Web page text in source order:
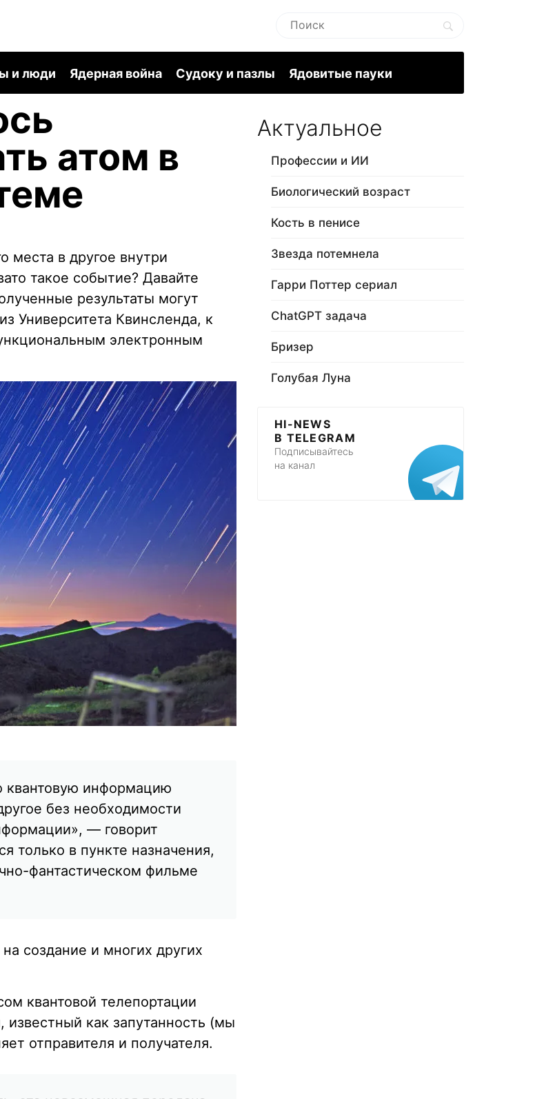
и люди Ядерная война Судоку и пазлы Ядовитые пауки
атом в
места в другое внутри
такое событие? Давайте
результаты могут
Университета Квинсленда, к
электронным
квантовую информацию
без необходимости
— говорит
только в пункте назначения,
фантастическом фильме
создание и многих других
квантовой телепортации
как запутанность (мы
отправителя и получателя.
Актуальное
Профессии и ИИ
Биологический возраст
Кость в пенисе
Звезда потемнела
Гарри Поттер сериал
ChatGPT задача
Бризер
Голубая Луна
HI-NEWS
В TELEGRAM
Подписывайтесь
на канал